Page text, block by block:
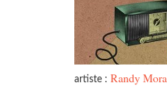
artiste : Randy Mora